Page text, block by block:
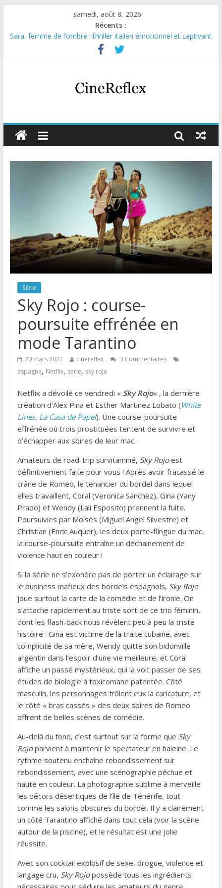
samedi, août 8, 2026
Récents :
Sara, femme de l’ombre : thriller italien émotionnel et captivant
Journal d’une fille larguée : nouvelle série suédoise sur Netflix
Aema : mini-série sur le tournage d’un film érotique devenu
Glass Heart : excellente série musicale avec Takeru Satō
Olympo, saison 1 : nouvelle série qui séduira les fans de
Série
Sky Rojo : course-
poursuite effrénée en
mode Tarantino
20 mars 2021 cinereflex
3 Commentaires
espagne, Netflix, serie, sky rojo
Netflix a dévoilé ce vendredi « Sky Rojo« , la dernière
création d’Alex Pina et Esther Martinez Lobato ( White
Lines, La Casa de Papel). Une course-poursuite
effrénée où trois prostituées tentent de survivre et
d’échapper aux sbires de leur mac.
Amateurs de road-trip survitaminé, Sky Rojoest
définitivement faite pour vous ! Après avoir fracassé le
crâne de Romeo, le tenancier du bordel dans lequel
elles travaillent, Coral (Veronica Sanchez), Gina (Yany
Prado) et Wendy (Lali Esposito) prennent la fuite.
Poursuivies par Moisés (Miguel Angel Silvestre) et
Christian (Enric Auquer), les deux porte-flingue du mac,
la course-poursuite entraîne un déchainement de
violence haut en couleur !
Si la série ne s’exonère pas de porter un éclairage sur
le business mafieux des bordels espagnols, Sky Rojo
joue surtout la carte de la comédie et de l’ironie. On
s’attache rapidement au triste sort de ce trio féminin,
dont les flash-back nous révèlent peu à peu la triste
histoire : Gina est victime de la traite cubaine, avec
complicité de sa mère, Wendy quitte son bidonville
argentin dans l’espoir d’une vie meilleure, et Coral
affiche un passé mystérieux, qui la voit passer de ses
études de biologie à toxicomane patentée. Côté
masculin, les personnages frôlent eux la caricature, et
le côté « bras cassés » des deux sbires de Romeo
offrent de belles scènes de comédie.
Au-delà du fond, c’est surtout sur la forme que Sky
Rojoparvient à maintenir le spectateur en haleine. Le
rythme soutenu enchaîne rebondissement sur
rebondissement, avec une scénographie pêchue et
haute en couleur. La photographie sublime à merveille
les décors désertiques de l’île de Ténérife, tout
comme les salons obscures du bordel. Il y a clairement
un côté Tarantino affiché dans tout cela (voir la scène
autour de la piscine), et le résultat est une jolie
réussite.
Avec son cocktail explosif de sexe, drogue, violence et
langage cru, Sky Rojopossède tous les ingrédients